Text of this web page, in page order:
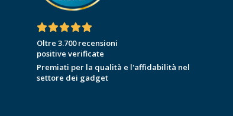
Oltre 3.700 recensioni
positive verificate
Premiati per la qualità e l'affidabilità nel
settore dei gadget